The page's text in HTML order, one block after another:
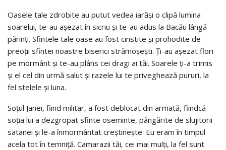
Oasele tale zdrobite au putut vedea iarăşi o clipă lumina
soarelui, te-au aşezat în sicriu şi te-au adus la Bacău lângă
părinţi. Sfintele tale oase au fost cinstite şi prohodite de
preoţii sfintei noastre biserici strămoşeşti. Ţi-au aşezat flori
pe mormânt şi te-au plâns cei dragi ai tăi. Soarele ţi-a trimis
şi el cel din urmă salut şi razele lui te priveghează pururi, la
fel stelele şi luna.
Soţul Janei, fiind militar, a fost deblocat din armată, fiindcă
soţia lui a dezgropat sfinte oseminte, pângărite de slujitorii
satanei şi le-a înmormântat creştineşte. Eu eram în timpul
acela tot în temniţă. Camarazii tăi, cei mai mulţi, la fel sunt